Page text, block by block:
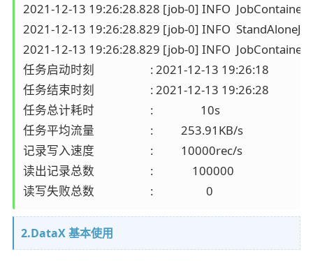
2021-12-13 19:26:28.828 [job-0] INFO  JobContainer
2021-12-13 19:26:28.829 [job-0] INFO
2021-12-13 19:26:28.829 [job-0] INFO  JobContainer
任务启动时刻                    : 2021-12-13 19:26:18
任务结束时刻                    : 2021-12-13 19:26:28
任务总计耗时                    :                 10s
任务平均流量                    :          253.91KB/s
记录写入速度                    :          10000rec/s
读出记录总数                    :              100000
2.DataX 基本使用